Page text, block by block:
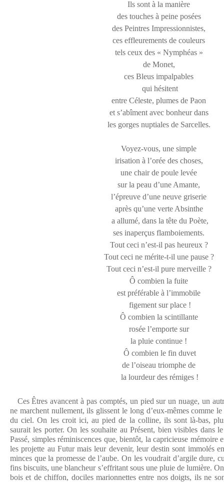
Ils sont à la manière
des touches à peine posées
des Peintres Impressionnistes,
ces effleurements de couleurs
tels ceux des « Nymphéas »
de Monet,
ces Bleus impalpables
qui hésitent
entre Céleste, plumes de Paon
et s’abîment avec bonheur dans
les gorges nuptiales de Sarcelles.
Voyez-vous, une simple
irisation à l’orée des choses,
une chair de poule levée
sur la peau d’une Amante,
l’épreuve d’une neuve griserie
après qu’une verte Absinthe
a allumé, dans la tête du Poète,
ses inaperçus flamboiements.
Tout ceci n’est-il pas heureux ?
Tout ceci ne mérite-t-il une pause ?
Tout ceci n’est-il pure merveille ?
Ô combien la fuite
est préférable à l’immobile
figement sur place !
Ô combien la scintillante
rosée l’emporte sur
la pluie continue !
Ô combien le fin duvet
de l’oiseau triomphe de
la lourdeur des rémiges !
Ces Êtres avancent à pas comptés, un pied sur un nuage, un
ne marchent nullement, ils glissent le long d’eux-mêmes comme
du ciel. On les croit ici, au pied de la colline, ils sont là-bas,
saurait les porter. On les souhaite au Présent, bien visibles dans
Passé, simples réminiscences que, bientôt, la capricieuse mémoire
les projette au Futur mais leur devenir, leur destin sont immolés
minces que la promesse de l’aube. On les voudrait d’argile dure,
fins biscuits, une blancheur s’effritant sous une pluie de lumière.
bois et de chiffon, dociles marionnettes entre nos doigts, ils ne